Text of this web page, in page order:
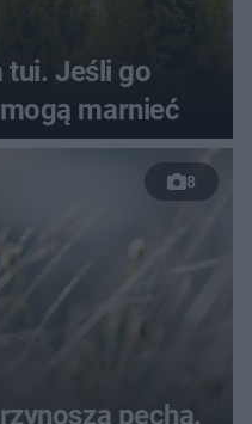
tui. Jeśli go
marnieć
8
pecha.